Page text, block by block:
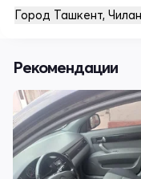
Город Ташкент,
Рекомендации